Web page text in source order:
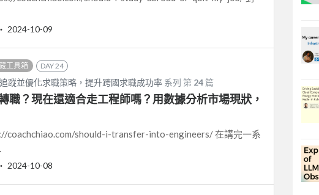
‧ 2024-10-09
工具箱 DAY 24
蹤並優化求職策略，提升跨國求職成功率 系列 第 24 篇
職？現在還適合走工程師嗎？用數據分析市場現狀，
coachchiao.com/should-i-transfer-into-engineers/ 在講完一系
‧ 2024-10-08